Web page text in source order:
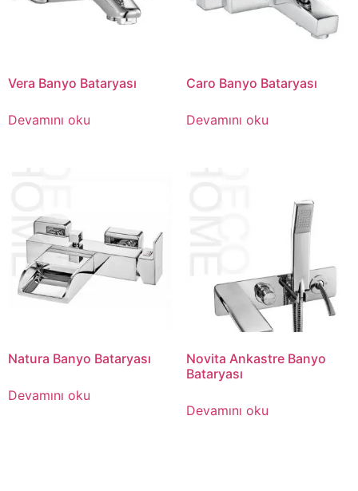
Vera Banyo Bataryası
Devamını oku
Caro Banyo Bataryası
Devamını oku
Natura Banyo Bataryası
Devamını oku
Novita Ankastre Banyo
Bataryası
Devamını oku